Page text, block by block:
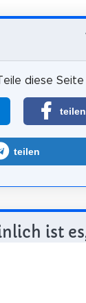
diese
teilen
teilen
ist